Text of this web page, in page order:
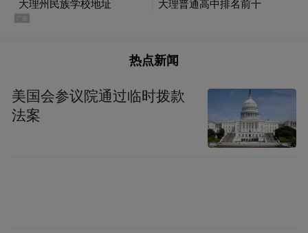
热点新闻
美国会参议院通过临时拨款
法案